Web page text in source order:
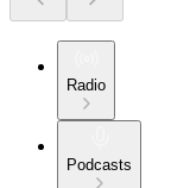
Radio
Podcasts